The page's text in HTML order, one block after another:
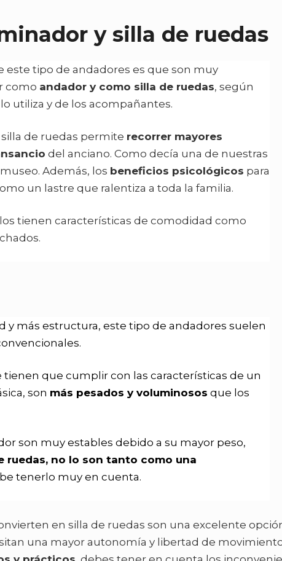
y silla de ruedas
este tipo de andadores es que son muy
como andador y como silla de ruedas, según
utiliza y de los acompañantes.
silla de ruedas permite recorrer mayores
del anciano. Como decía una de nuestras
Además, los beneficios psicológicos para
un lastre que ralentiza a toda la familia.
tienen características de comodidad como
y más estructura, este tipo de andadores suelen
tienen que cumplir con las características de un
son más pesados y voluminosos que los
son muy estables debido a su mayor peso,
ruedas, no lo son tanto como una
tenerlo muy en cuenta.
en silla de ruedas son una excelente
una mayor autonomía y libertad de